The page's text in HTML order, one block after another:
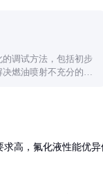
调试方法，包括初步
燃油喷射不充分的问
高，氟化液性能优